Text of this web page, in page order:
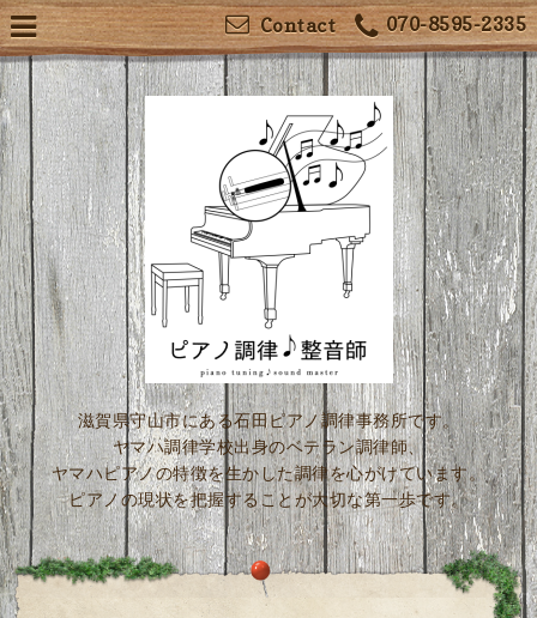
070-8595-2335
Contact
滋賀県守山市にある石田ピアノ調律事務所です。
ヤマハ調律学校出身のベテラン調律師、
ヤマハピアノの特徴を生かした調律を心がけています。
ピアノの現状を把握することが大切な第一歩です。